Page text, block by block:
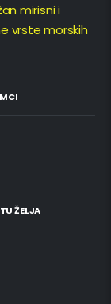
mirisni i
vrste morskih
ŽELJA